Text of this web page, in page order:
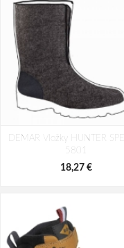
116,68 €
DEMAR Vložky HUNTER
5801
18,27 €